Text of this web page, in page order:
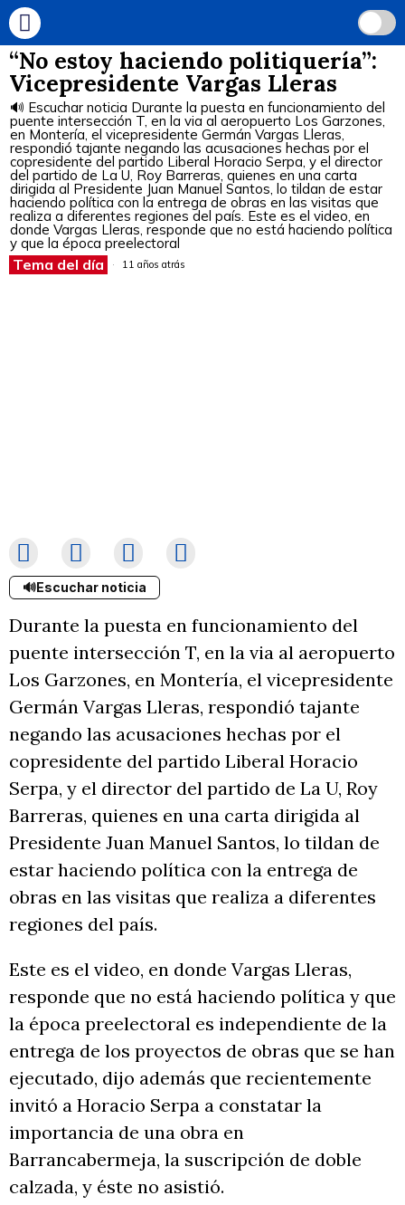
“No estoy haciendo politiquería”:
Vicepresidente Vargas Lleras
🔊 Escuchar noticia Durante la puesta en funcionamiento del
puente intersección T, en la via al aeropuerto Los Garzones,
en Montería, el vicepresidente Germán Vargas Lleras,
respondió tajante negando las acusaciones hechas por el
copresidente del partido Liberal Horacio Serpa, y el director
del partido de La U, Roy Barreras, quienes en una carta
dirigida al Presidente Juan Manuel Santos, lo tildan de estar
haciendo política con la entrega de obras en las visitas que
realiza a diferentes regiones del país. Este es el video, en
donde Vargas Lleras, responde que no está haciendo política
y que la época preelectoral
Tema del día 11 años atrás
🔊Escuchar noticia
Durante la puesta en funcionamiento del
puente intersección T, en la via al aeropuerto
Los Garzones, en Montería, el vicepresidente
Germán Vargas Lleras, respondió tajante
negando las acusaciones hechas por el
copresidente del partido Liberal Horacio
Serpa, y el director del partido de La U, Roy
Barreras, quienes en una carta dirigida al
Presidente Juan Manuel Santos, lo tildan de
estar haciendo política con la entrega de
obras en las visitas que realiza a diferentes
regiones del país.
Este es el video, en donde Vargas Lleras,
responde que no está haciendo política y que
la época preelectoral es independiente de la
entrega de los proyectos de obras que se han
ejecutado, dijo además que recientemente
invitó a Horacio Serpa a constatar la
importancia de una obra en
Barrancabermeja, la suscripción de doble
calzada, y éste no asistió.